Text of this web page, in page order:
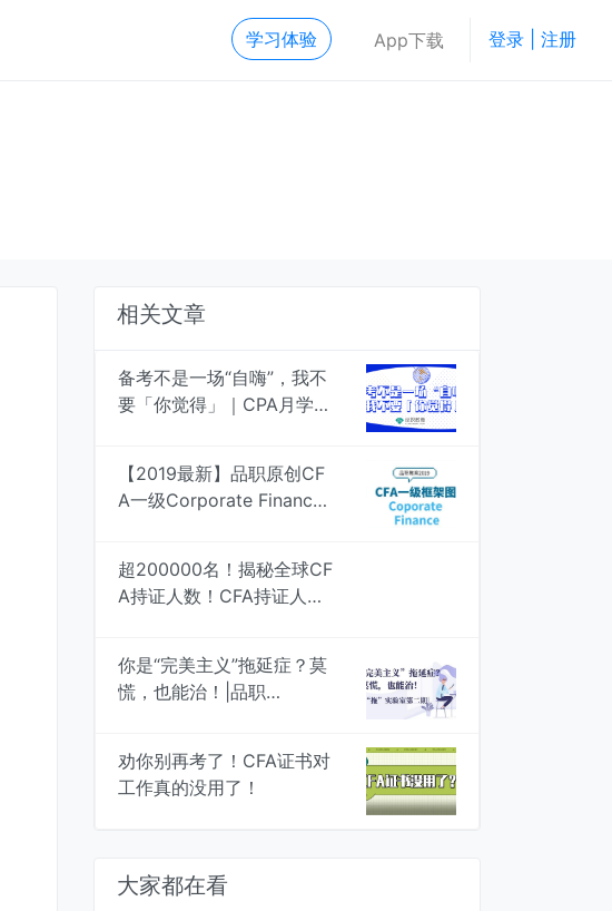
学习体验 App下载 登录 | 注册
相关文章
备考不是一场“自嗨”，我不
要「你觉得」｜CPA月学月
【2019最新】品职原创CF
A一级Corporate Finance
超200000名！揭秘全球CF
A持证人数！CFA持证人最
你是“完美主义”拖延症？莫
慌，也能治！|品职
劝你别再考了！CFA证书对
工作真的没用了！
大家都在看